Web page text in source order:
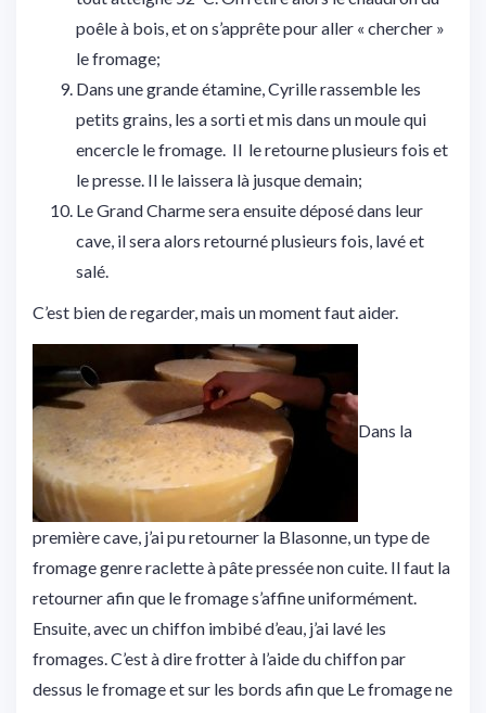
poêle à bois, et on s’apprête pour aller « chercher »
le fromage;
Dans une grande étamine, Cyrille rassemble les
petits grains, les a sorti et mis dans un moule qui
encercle le fromage. Il le retourne plusieurs fois et
le presse. Il le laissera là jusque demain;
Le Grand Charme sera ensuite déposé dans leur
cave, il sera alors retourné plusieurs fois, lavé et
salé.
C’est bien de regarder, mais un moment faut aider.
Dans la
première cave, j’ai pu retourner la Blasonne, un type de
fromage genre raclette à pâte pressée non cuite. Il faut la
retourner afin que le fromage s’affine uniformément.
Ensuite, avec un chiffon imbibé d’eau, j’ai lavé les
fromages. C’est à dire frotter à l’aide du chiffon par
dessus le fromage et sur les bords afin que Le fromage ne